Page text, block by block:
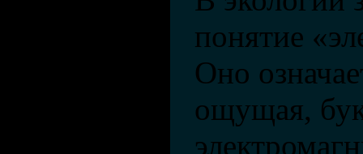
понятие
Оно
ощущая,